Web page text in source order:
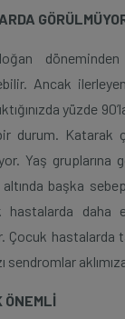
döneminden
Ancak ilerleyen
yüzde
durum. Katarak
Yaş gruplarına
altında başka
hastalarda daha
Çocuk hasta­larda
sendromlar
ÖNEMLİ